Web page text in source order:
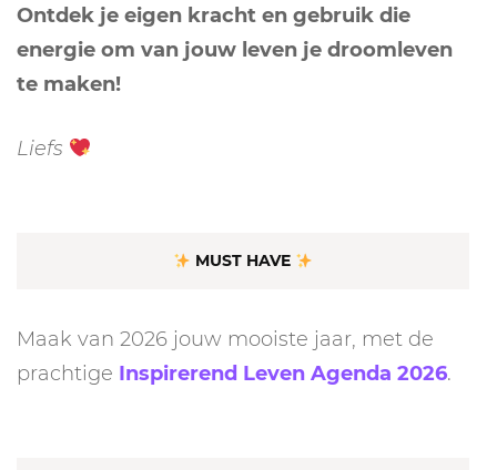
Ontdek je eigen kracht en gebruik die
energie om van jouw leven je droomleven
te maken!
Liefs
MUST HAVE
Maak van 2026 jouw mooiste jaar, met de
prachtige Inspirerend Leven Agenda 2026.